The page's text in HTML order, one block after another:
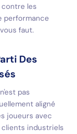
les
performance
faut.
Des
pas
aligné
joueurs avec
industriels